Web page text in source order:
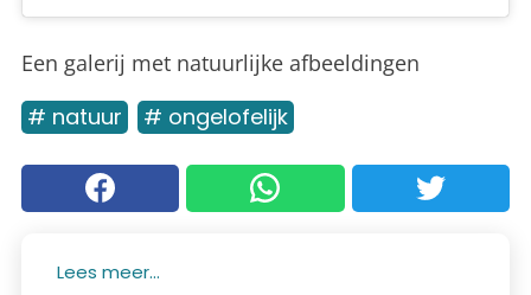
Een galerij met natuurlijke afbeeldingen
# natuur # ongelofelijk
Lees meer...